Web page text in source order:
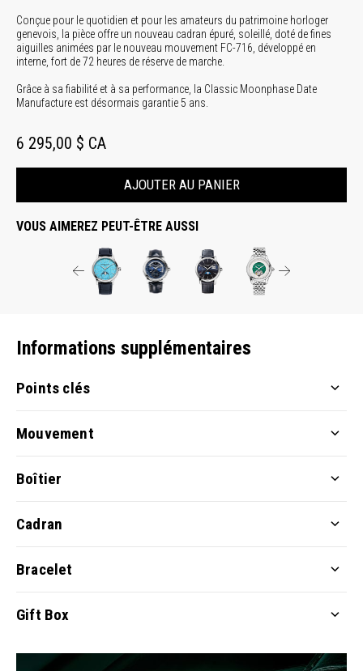
Conçue pour le quotidien et pour les amateurs du patrimoine horloger
genevois, la pièce offre un nouveau cadran épuré, soleillé, doté de fines
aiguilles animées par le nouveau mouvement FC-716, développé en
interne, fort de 72 heures de réserve de marche.
Grâce à sa fiabilité et à sa performance, la Classic Moonphase Date
Manufacture est désormais garantie 5 ans.
6 295,00 $ CA
AJOUTER AU PANIER
VOUS AIMEREZ PEUT-ÊTRE AUSSI
Informations supplémentaires
Points clés
Mouvement
Boîtier
Cadran
Bracelet
Gift Box